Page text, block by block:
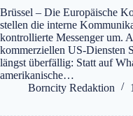
Brüssel – Die Europäische
stellen die interne
kontrollierte Messenger um.
kommerziellen US-Diensten
längst überfällig: Statt auf
amerikanische…
Borncity Redaktion